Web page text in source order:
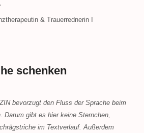
& Trauerrednerin I
schenken
bevorzugt den Fluss der Sprache beim
Darum gibt es hier keine Sternchen,
im Textverlauf. Außerdem